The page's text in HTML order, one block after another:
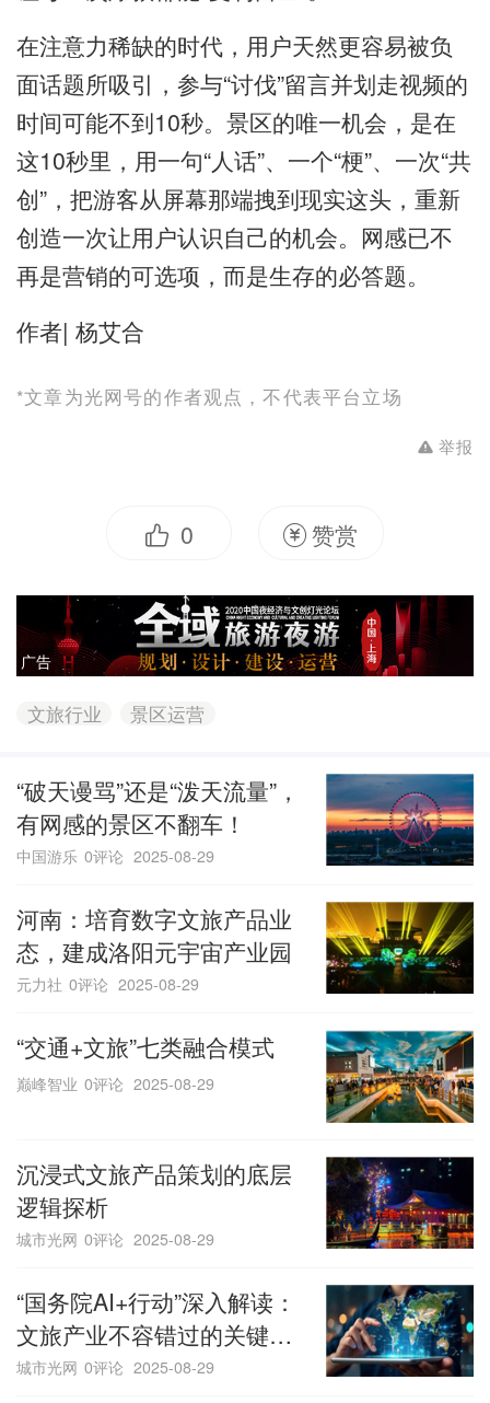
在注意力稀缺的时代，用户天然更容易被负
面话题所吸引，参与“讨伐”留言并划走视频的
时间可能不到10秒。景区的唯一机会，是在
这10秒里，用一句“人话”、一个“梗”、一次“共
创”，把游客从屏幕那端拽到现实这头，重新
创造一次让用户认识自己的机会。网感已不
再是营销的可选项，而是生存的必答题。
作者| 杨艾合
*文章为光网号的作者观点，不代表平台立场
举报
0 赞赏
广告
文旅行业 景区运营
“破天谩骂”还是“泼天流量”，
有网感的景区不翻车！
中国游乐 0评论 2025-08-29
河南：培育数字文旅产品业
态，建成洛阳元宇宙产业园
元力社 0评论 2025-08-29
“交通+文旅”七类融合模式
巅峰智业 0评论 2025-08-29
沉浸式文旅产品策划的底层
逻辑探析
城市光网 0评论 2025-08-29
“国务院AI+行动”深入解读：
文旅产业不容错过的关键信
号有这些~~
城市光网 0评论 2025-08-29